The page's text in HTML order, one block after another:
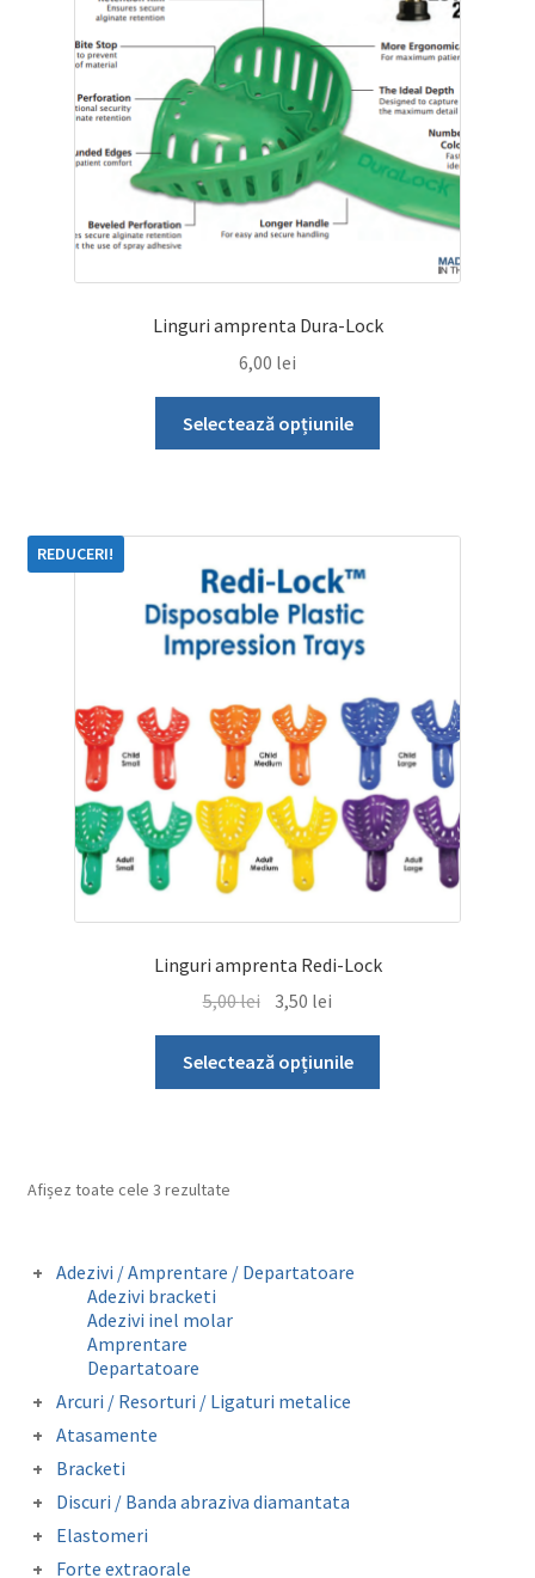
Adezivi / Amprentare / Departatoare
Adezivi bracketi
Adezivi inel molar
Amprentare
Departatoare
Arcuri / Resorturi / Ligaturi metalice
Arcuri preformate fizionomice
Arcuri preformate metalice
Fire otel drepte
Ligaturi metalice preformate
Resorturi
Atasamente
Butoni colabili
Carlige crimpabile
Contentie
Mini stops
Bracketi
Bracketi autoligaturanti
Bracketi fizionomici
Bracketi metalici
Discuri / Banda abraziva diamantata
Banda perforata abraziva metalica
diamantata
Elastomeri
Catene
Forte extraorale
Linguri amprenta Dura-Lock
6,00 lei
Selectează opțiunile
în
pagina
produsului.
Linguri amprenta Redi-Lock
REDUCERI!
5,00lei Prețul
inițial
a
fost:
3,50 lei
curent
este:
3,50 lei.
Selectează opțiunile
Afișez toate cele 3 rezultate